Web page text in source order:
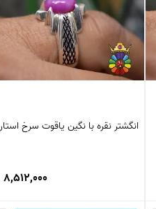
عقیق اتشین
انگشتر نقره با نگین یاقوت سرخ استار
8,512,000